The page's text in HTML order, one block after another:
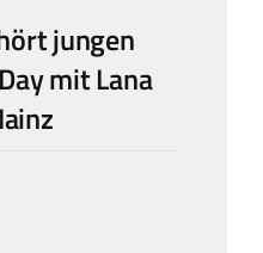
jungen
mit Lana